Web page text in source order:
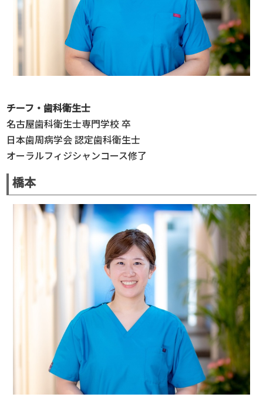
チーフ・歯科衛生士
名古屋歯科衛生士専門学校 卒
日本歯周病学会 認定歯科衛生士
オーラルフィジシャンコース修了
橋本